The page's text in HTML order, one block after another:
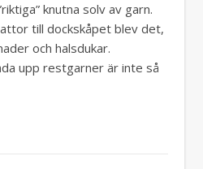
knutna solv av garn.
till dockskåpet blev det,
och halsdukar.
upp restgarner är inte så